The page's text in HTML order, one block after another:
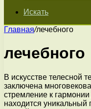
Искать
Главная/лечебного
лечебного
В искусстве телесной
заключена
стремление к
находится уникальный